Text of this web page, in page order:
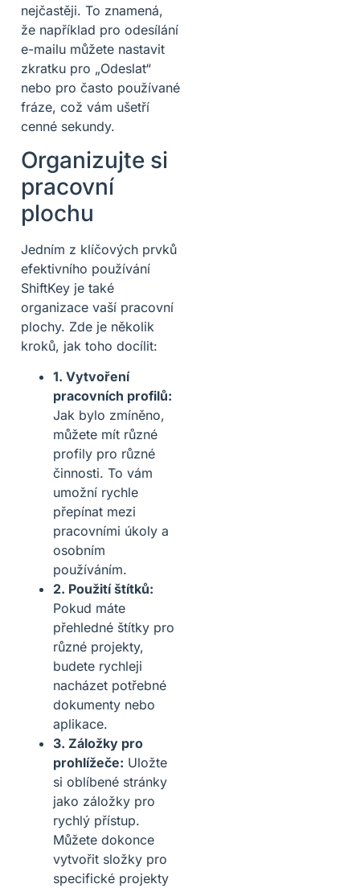
nejčastěji. To znamená,
že například pro odesílání
e-mailu můžete nastavit
zkratku pro „Odeslat“
nebo pro často používané
fráze, což vám ušetří
cenné sekundy.
Organizujte si
pracovní
plochu
Jedním z klíčových prvků
efektivního používání
ShiftKey je také
organizace vaší pracovní
plochy. Zde je několik
kroků, jak toho docílit:
1. Vytvoření
pracovních profilů:
Jak bylo zmíněno,
můžete mít různé
profily pro různé
činnosti. To vám
umožní rychle
přepínat mezi
pracovními úkoly a
osobním
používáním.
2. Použití štítků:
Pokud máte
přehledné štítky pro
různé projekty,
budete rychleji
nacházet potřebné
dokumenty nebo
aplikace.
3. Záložky pro
prohlížeče: Uložte
si oblíbené stránky
jako záložky pro
rychlý přístup.
Můžete dokonce
vytvořit složky pro
specifické projekty